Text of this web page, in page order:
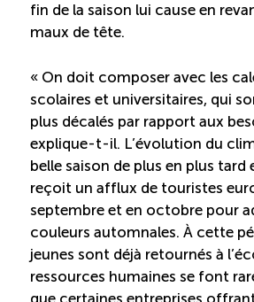
Destination IA: Un franc succès
Diagnostic régional Nord-du-
Programme de francisation pour
touristiques
Valorisation des métiers et
Entretien ménager : Évaluation –
fin de la saison lui cause en
maux de tête.
« On doit composer avec les
scolaires et universitaires, qui
plus décalés par rapport aux
explique-t-il. L’évolution du
belle saison de plus en plus tard
reçoit un afflux de touristes
septembre et en octobre pour
couleurs automnales. À cette
jeunes sont déjà retournés à
ressources humaines se font
que certaines entreprises